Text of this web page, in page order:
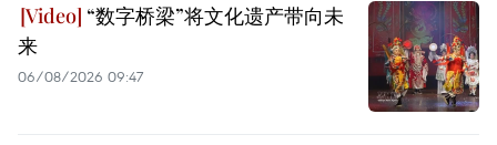
“数字桥梁”将文化遗产带向未
来
06/08/2026 09:47